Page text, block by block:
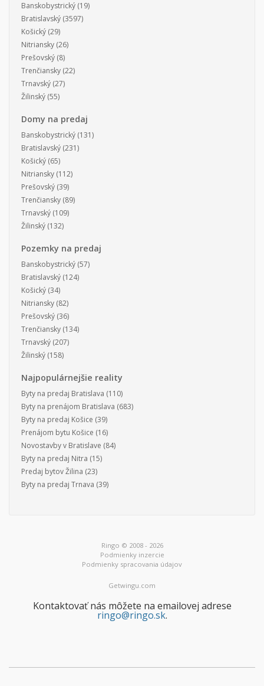
Banskobystrický (19)
Bratislavský (3597)
Košický (29)
Nitriansky (26)
Prešovský (8)
Trenčiansky (22)
Trnavský (27)
Žilinský (55)
Domy na predaj
Banskobystrický (131)
Bratislavský (231)
Košický (65)
Nitriansky (112)
Prešovský (39)
Trenčiansky (89)
Trnavský (109)
Žilinský (132)
Pozemky na predaj
Banskobystrický (57)
Bratislavský (124)
Košický (34)
Nitriansky (82)
Prešovský (36)
Trenčiansky (134)
Trnavský (207)
Žilinský (158)
Najpopulárnejšie reality
Byty na predaj Bratislava (110)
Byty na prenájom Bratislava (683)
Byty na predaj Košice (39)
Prenájom bytu Košice (16)
Novostavby v Bratislave (84)
Byty na predaj Nitra (15)
Predaj bytov Žilina (23)
Byty na predaj Trnava (39)
Ringo © 2008 - 2026
Podmienky inzercie
Podmienky spracovania údajov
Getwingu.com
Kontaktovať nás môžete na emailovej adrese
ringo@ringo.sk.